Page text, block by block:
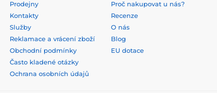
Prodejny
Kontakty
Služby
Reklamace a vrácení zboží
Obchodní podmínky
Často kladené otázky
Ochrana osobních údajů
Proč nakupovat u nás?
Recenze
O nás
Blog
EU dotace